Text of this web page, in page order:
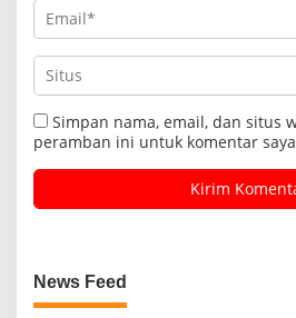
Simpan nama, email, dan situs
peramban ini untuk komentar
News Feed